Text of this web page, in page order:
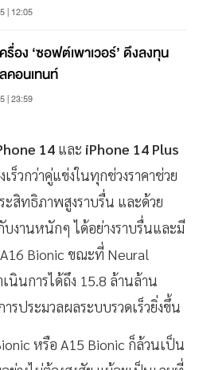
| 12:05
รื่อง ‘ซอฟต์เพาเวอร์’ ดึงลงทุน
คอนเทนท์
| 23:59
14 และ iPhone 14 Plus
ร็วกว่าคู่แข่งในทุกช่วงราคาช่วย
ะสิทธิภาพสูงราบรื่น และด้วย
งานหนักๆ ได้อย่างราบรื่นและมี
Bionic ขณะที่ Neural
นินการได้ถึง 15.8 ล้านล้าน
รประมวลผลระบบรวดเร็วยิ่งขึ้น
หรือ A15 Bionic ก็ล้วนเป็น